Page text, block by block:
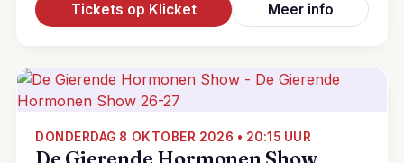
Tickets op Klicket Meer info
DONDERDAG 8 OKTOBER 2026 • 20:15 UUR